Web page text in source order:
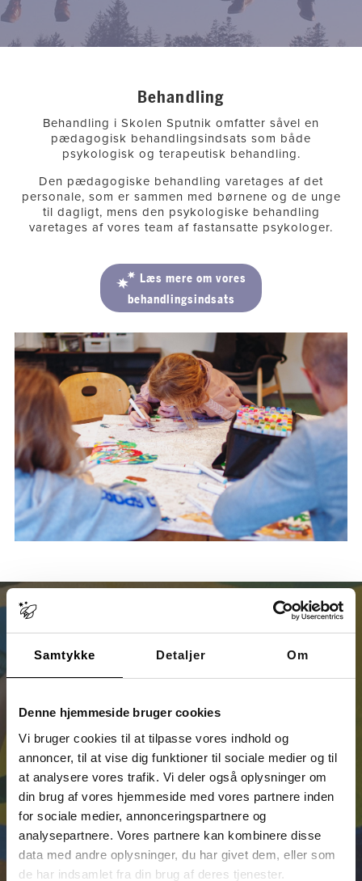
Samtykke Detaljer Om
Denne hjemmeside bruger cookies
Vi bruger cookies til at tilpasse vores indhold og
annoncer, til at vise dig funktioner til sociale medier og til
at analysere vores trafik. Vi deler også oplysninger om
din brug af vores hjemmeside med vores partnere inden
for sociale medier, annonceringspartnere og
analysepartnere. Vores partnere kan kombinere disse
data med andre oplysninger, du har givet dem, eller som
de har indsamlet fra din brug af deres tjenester.
Behandling
Behandling i Skolen Sputnik omfatter såvel en
pædagogisk behandlingsindsats som både
psykologisk og terapeutisk behandling.
Den pædagogiske behandling varetages af det
personale, som er sammen med børnene og de unge
til dagligt, mens den psykologiske behandling
varetages af vores team af fastansatte psykologer.
Læs mere om vores
behandlingsindsats
Jeg har i flere forskellige sammenhænge haft unge
mennesker, som er visiteret til et dagbehandlingstilbud
i Skolen Sputnik. Min oplevelse har
altid været, at den
unge og deres familier er blevet mødt med oprigtigt
engagement og nysgerrighed.
– Ilse Cederberg, socialrådgiver
Frederiksberg Kommune
Læs flere udtalelser